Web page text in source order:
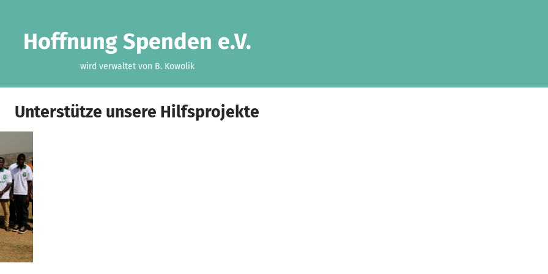
Hoffnung Spenden e.V.
wird verwaltet von B. Kowolik
Unterstütze unsere Hilfsprojekte